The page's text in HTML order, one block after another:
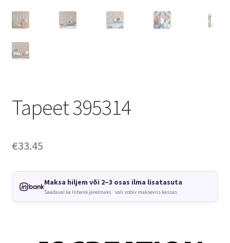
Tapeet 395314
€33.45
Maksa hiljem või 2–3 osas ilma lisatasuta
Saadaval ka Inbank järelmaks · vali sobiv makseviis kassas